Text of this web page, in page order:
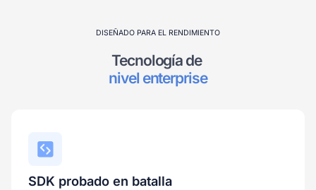
DISEÑADO PARA EL RENDIMIENTO
Tecnología de
nivel enterprise
SDK probado en batalla